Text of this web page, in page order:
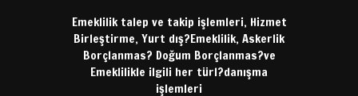
Emeklilik talep ve takip işlemleri, Hizmet
Birleştirme, Yurt dış?Emeklilik, Askerlik
Borçlanmas? Doğum Borçlanmas?ve
Emeklilikle ilgili her türl?danışma
işlemleri